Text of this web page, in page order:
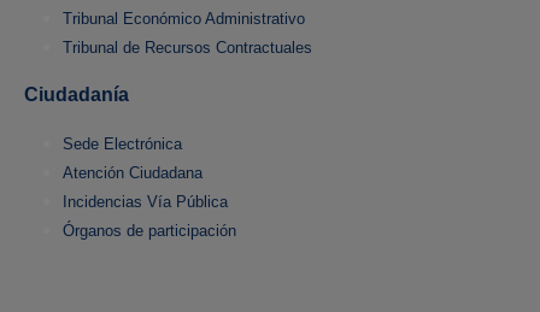
Tribunal Económico Administrativo
Tribunal de Recursos Contractuales
Ciudadanía
Sede Electrónica
Atención Ciudadana
Incidencias Vía Pública
Órganos de participación